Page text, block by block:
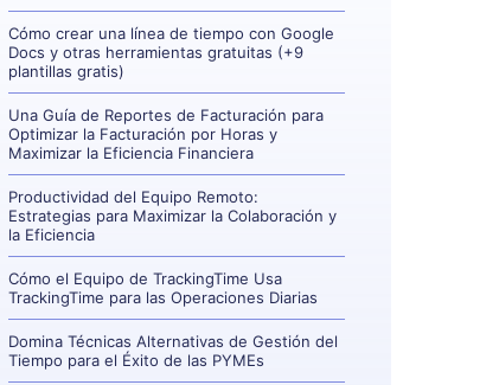
Cómo crear una línea de tiempo con Google
Docs y otras herramientas gratuitas (+9
plantillas gratis)
Una Guía de Reportes de Facturación para
Optimizar la Facturación por Horas y
Maximizar la Eficiencia Financiera
Productividad del Equipo Remoto:
Estrategias para Maximizar la Colaboración y
la Eficiencia
Cómo el Equipo de TrackingTime Usa
TrackingTime para las Operaciones Diarias
Domina Técnicas Alternativas de Gestión del
Tiempo para el Éxito de las PYMEs